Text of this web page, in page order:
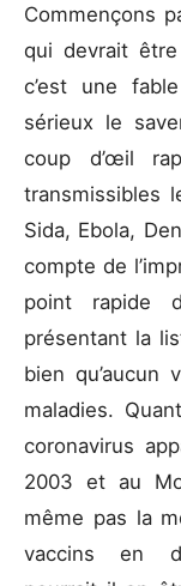
Commençons
qui devrait
c’est une
sérieux le
coup d’œil
transmissibles
Sida, Ebola,
compte de
point rapide
présentant la
bien qu’aucun
maladies.
coronavirus
2003 et au
même pas la
vaccins en